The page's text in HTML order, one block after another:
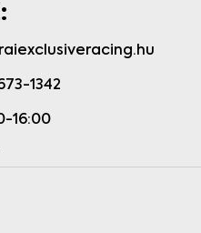
1342
16:00